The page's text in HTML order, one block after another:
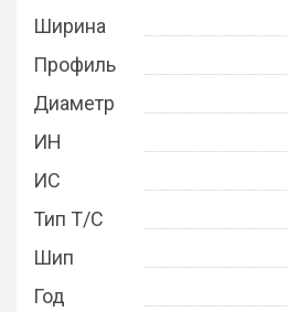
Ширина
Профиль
Диаметр
ИН
ИС
Тип Т/С
Шип
Год